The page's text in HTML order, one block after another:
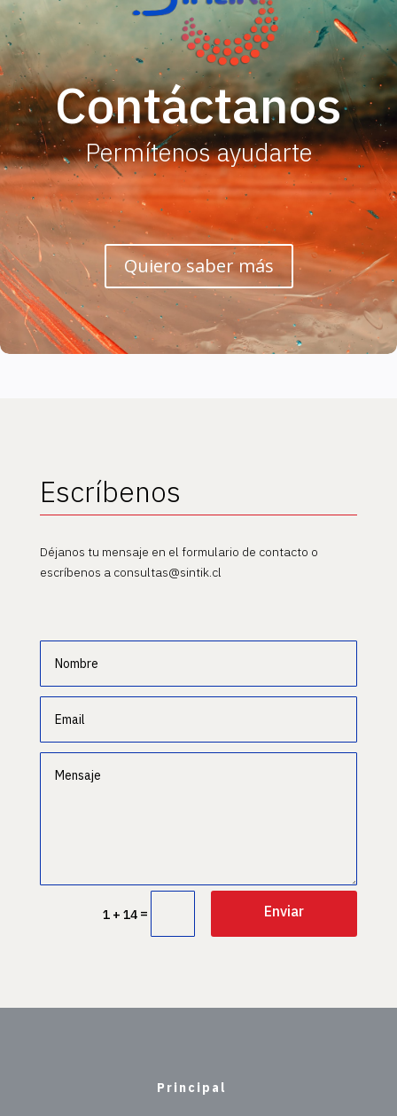
Contáctanos
Permítenos ayudarte
Quiero saber más
Escríbenos
Déjanos tu mensaje en el formulario de contacto o
escríbenos a consultas@sintik.cl
1 + 14 = Enviar
Principal